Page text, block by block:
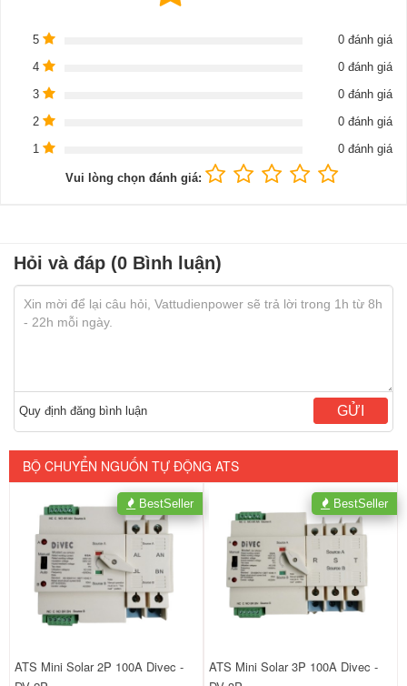
5
0 đánh giá
4
0 đánh giá
3
0 đánh giá
2
0 đánh giá
1
0 đánh giá
Vui lòng chọn đánh giá:
Hỏi và đáp (0 Bình luận)
Quy định đăng bình luận GỬI
BỘ CHUYỂN NGUỐN TỰ ĐỘNG ATS
ATS Mini Solar 2P 100A Divec -
BestSeller
ATS Mini Solar 3P 100A Divec -
BestSeller